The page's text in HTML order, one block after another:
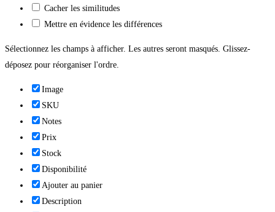
Cacher les similitudes
Mettre en évidence les différences
Sélectionnez les champs à afficher. Les autres seront masqués. Glissez-
déposez pour réorganiser l'ordre.
Image
SKU
Notes
Prix
Stock
Disponibilité
Ajouter au panier
Description